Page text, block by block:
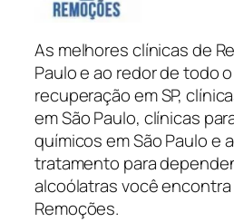
As melhores clínicas de
Paulo e ao redor de todo
recuperação em SP,
em São Paulo, clínicas
químicos em São Paulo e
tratamento para
alcoólatras você encontra
Remoções.